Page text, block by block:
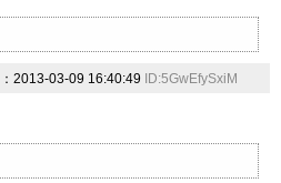
：2013-03-09 16:40:49 ID:5GwEfySxiM